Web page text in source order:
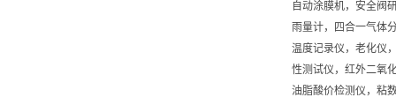
自动涂膜机，安全阀
雨量计，四合一气体
温度记录仪，老化仪
性测试仪，红外二氧
油脂酸价检测仪，粘